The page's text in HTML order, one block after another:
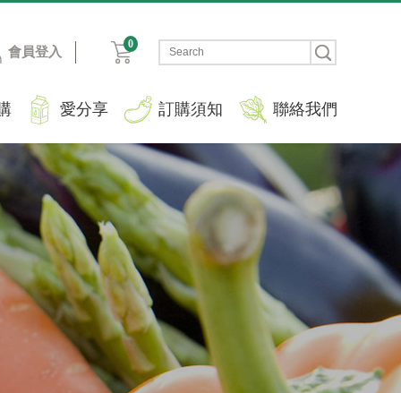
會員登入
0
愛分享 訂購須知 聯絡我們